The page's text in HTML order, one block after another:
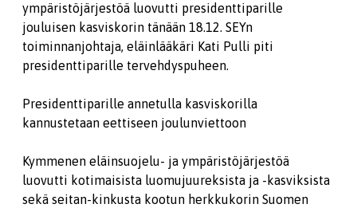
ympäristöjärjestöä luovutti presidenttiparille
jouluisen kasviskorin tänään 18.12. SEYn
toiminnanjohtaja, eläinlääkäri Kati Pulli piti
presidenttiparille tervehdyspuheen.
Presidenttiparille annetulla kasviskorilla
kannustetaan eettiseen joulunviettoon
Kymmenen eläinsuojelu- ja ympäristöjärjestöä
luovutti kotimaisista luomujuureksista ja -kasviksista
sekä seitan-kinkusta kootun herkkukorin Suomen